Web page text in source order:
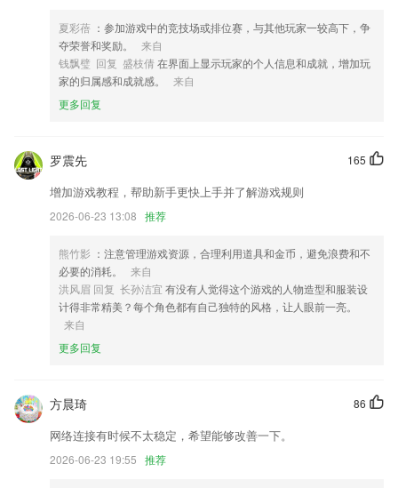
3.学习音频2265可以不断得到很好的提升，让你建立良好的学习方向
4.经典驾考科目一题库测试：精选各类型知识的题目，助您快速练习；
5.添加鸟类的观测记录非常方便，会自动定位确定地点和添加时间
“新廊坊”客户端是廊坊日报社主办的本地优质新闻内容发布平台。依托三
大权威媒体《廊坊日报》《廊坊都市报》《廊坊传媒网》强大的内容优
势，立足本市，着眼京津冀，面向全国，报道时事政治追踪民生实情，记
我们的全新手机应用程序体验让你随时随地均可更轻松地预订航班。
推出了支持4台设备的云服务，30天循环，安全制高点
手机隐私政策
添加按钮自动贴左侧
以上就是og视讯厅的介绍，如果您喜欢这款软件，您可以到应用商店进
行打分评论，说出您的使用经历，以帮助我们更好的对产品进行优化修
夏彩蓓 ：参加游戏中的竞技场或排位赛，与其他玩家一较高下，争
夺荣誉和奖励。
来自
钱飘璧 回复 盛枝倩在界面上显示玩家的个人信息和成就，增加玩
家的归属感和成就感。
来自
更多回复
165
罗震先
增加游戏教程，帮助新手更快上手并了解游戏规则
2026-06-23 13:08 推荐
熊竹影 ：注意管理游戏资源，合理利用道具和金币，避免浪费和不
必要的消耗。
来自
洪风眉 回复 长孙洁宜 有没有人觉得这个游戏的人物造型和服装设
计得非常精美？每个角色都有自己独特的风格，让人眼前一亮。
来自
更多回复
86
方晨琦
网络连接有时候不太稳定，希望能够改善一下。
2026-06-23 19:55 推荐